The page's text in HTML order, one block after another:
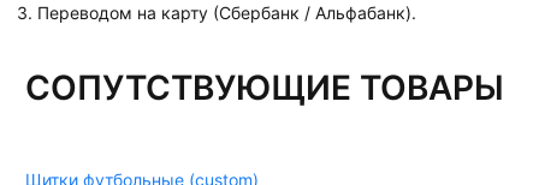
3. Переводом на карту (Сбербанк / Альфабанк).
СОПУТСТВУЮЩИЕ ТОВАРЫ
Щитки футбольные (custom)